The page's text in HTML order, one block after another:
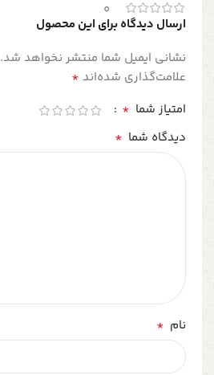
0
ارسال دیدگاه برای این محصول
نشانی ایمیل شما منتشر نخواهد شد.
علامت‌گذاری شده‌اند *
امتیاز شما *
دیدگاه شما *
نام *